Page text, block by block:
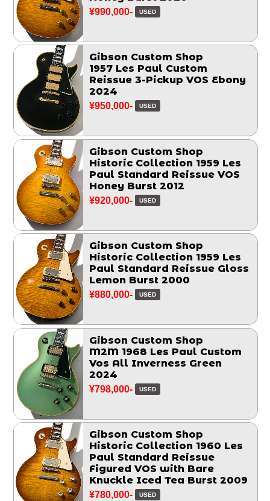
¥990,000- USED
Gibson Custom Shop
1957 Les Paul Custom
Reissue 3-Pickup VOS Ebony
2024
¥950,000- USED
Gibson Custom Shop
Historic Collection 1959 Les
Paul Standard Reissue VOS
Honey Burst 2012
¥920,000- USED
Gibson Custom Shop
Historic Collection 1959 Les
Paul Standard Reissue Gloss
Lemon Burst 2000
¥880,000- USED
Gibson Custom Shop
M2M 1968 Les Paul Custom
Vos All Inverness Green
2024
¥798,000- USED
Gibson Custom Shop
Historic Collection 1960 Les
Paul Standard Reissue
Figured VOS with Bare
Knuckle Iced Tea Burst 2009
¥780,000- USED